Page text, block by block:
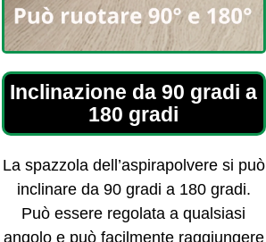
Inclinazione da 90 gradi a
180 gradi
La spazzola dell’aspirapolvere si può
inclinare da 90 gradi a 180 gradi.
Può essere regolata a qualsiasi
angolo e può facilmente raggiungere